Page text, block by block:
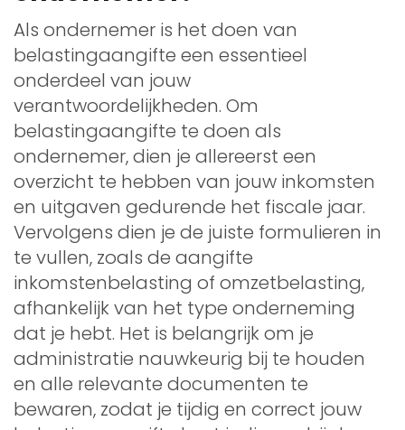
Als ondernemer is het doen van
belastingaangifte een essentieel
onderdeel van jouw
verantwoordelijkheden. Om
belastingaangifte te doen als
ondernemer, dien je allereerst een
overzicht te hebben van jouw inkomsten
en uitgaven gedurende het fiscale jaar.
Vervolgens dien je de juiste formulieren in
te vullen, zoals de aangifte
inkomstenbelasting of omzetbelasting,
afhankelijk van het type onderneming
dat je hebt. Het is belangrijk om je
administratie nauwkeurig bij te houden
en alle relevante documenten te
bewaren, zodat je tijdig en correct jouw